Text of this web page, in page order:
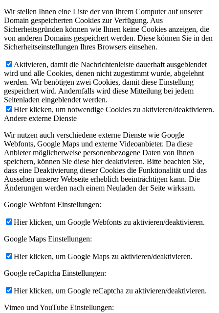
Wir stellen Ihnen eine Liste der von Ihrem Computer auf unserer
Domain gespeicherten Cookies zur Verfügung. Aus
Sicherheitsgründen können wie Ihnen keine Cookies anzeigen, die
von anderen Domains gespeichert werden. Diese können Sie in den
Sicherheitseinstellungen Ihres Browsers einsehen.
Aktivieren, damit die Nachrichtenleiste dauerhaft ausgeblendet
wird und alle Cookies, denen nicht zugestimmt wurde, abgelehnt
werden. Wir benötigen zwei Cookies, damit diese Einstellung
gespeichert wird. Andernfalls wird diese Mitteilung bei jedem
Seitenladen eingeblendet werden.
Hier klicken, um notwendige Cookies zu aktivieren/deaktivieren.
Andere externe Dienste
Wir nutzen auch verschiedene externe Dienste wie Google
Webfonts, Google Maps und externe Videoanbieter. Da diese
Anbieter möglicherweise personenbezogene Daten von Ihnen
speichern, können Sie diese hier deaktivieren. Bitte beachten Sie,
dass eine Deaktivierung dieser Cookies die Funktionalität und das
Aussehen unserer Webseite erheblich beeinträchtigen kann. Die
Änderungen werden nach einem Neuladen der Seite wirksam.
Google Webfont Einstellungen:
Hier klicken, um Google Webfonts zu aktivieren/deaktivieren.
Google Maps Einstellungen:
Hier klicken, um Google Maps zu aktivieren/deaktivieren.
Google reCaptcha Einstellungen:
Hier klicken, um Google reCaptcha zu aktivieren/deaktivieren.
Vimeo und YouTube Einstellungen: